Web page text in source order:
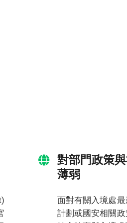
對部門政策
薄弱
面對有關入境處
計劃或國安相關